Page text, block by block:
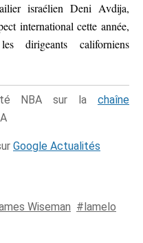
israélien Deni Avdija,
international cette année,
dirigeants californiens
NBA sur la chaîne
Google Actualités
Wiseman
lamelo